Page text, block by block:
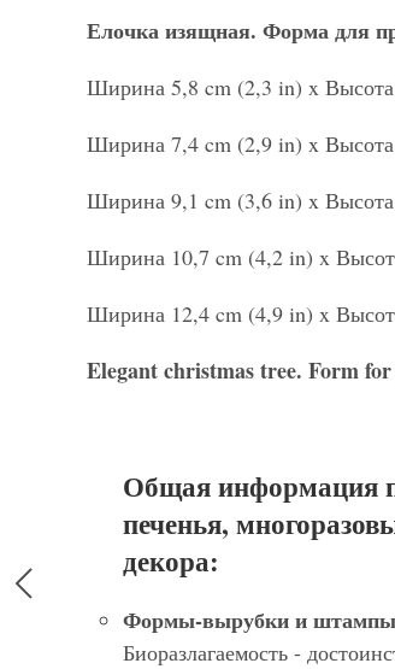
Елочка изящная. Форма для
Ширина 5,8 cm (2,3 in) x
Ширина 7,4 cm (2,9 in) x
Ширина 9,1 cm (3,6 in) x
Ширина 10,7 cm (4,2 in) x
Ширина 12,4 cm (4,9 in) x
Elegant christmas tree. Form
Общая информация
печенья,
декора:
Формы-вырубки и штампы
Биоразлагаемость -